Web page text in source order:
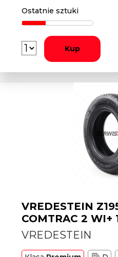
Ostatnie sztuki
Kup
VREDESTEIN
COMTRAC 2 WI+
VREDESTEIN